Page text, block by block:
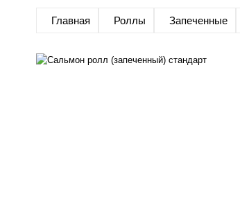
Главная Роллы Запеченные